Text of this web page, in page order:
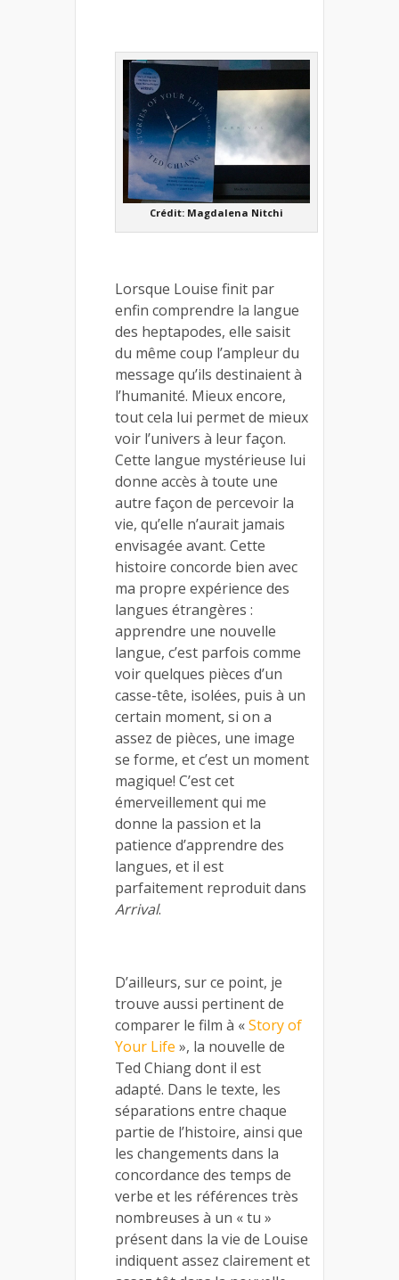
Crédit: Magdalena Nitchi
Lorsque Louise finit par
enfin comprendre la langue
des heptapodes, elle saisit
du même coup l’ampleur du
message qu’ils destinaient à
l’humanité. Mieux encore,
tout cela lui permet de mieux
voir l’univers à leur façon.
Cette langue mystérieuse lui
donne accès à toute une
autre façon de percevoir la
vie, qu’elle n’aurait jamais
envisagée avant. Cette
histoire concorde bien avec
ma propre expérience des
langues étrangères :
apprendre une nouvelle
langue, c’est parfois comme
voir quelques pièces d’un
casse-tête, isolées, puis à un
certain moment, si on a
assez de pièces, une image
se forme, et c’est un moment
magique! C’est cet
émerveillement qui me
donne la passion et la
patience d’apprendre des
langues, et il est
parfaitement reproduit dans
Arrival.
D’ailleurs, sur ce point, je
trouve aussi pertinent de
comparer le film à «Story of
Your Life », la nouvelle de
Ted Chiang dont il est
adapté. Dans le texte, les
séparations entre chaque
partie de l’histoire, ainsi que
les changements dans la
concordance des temps de
verbe et les références très
nombreuses à un « tu »
présent dans la vie de Louise
indiquent assez clairement et